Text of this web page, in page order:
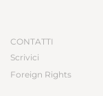
CONTATTI
Scrivici
Foreign Rights